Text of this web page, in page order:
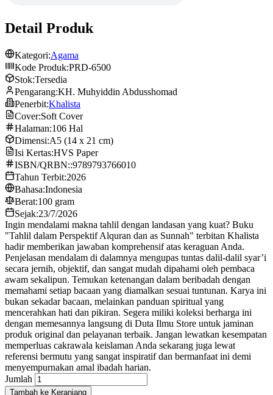
Detail Produk
Kategori:Agama
Kode Produk:PRD-6500
Stok:Tersedia
Pengarang:KH. Muhyiddin Abdusshomad
Penerbit:Khalista
Cover:Soft Cover
Halaman:106 Hal
Dimensi:A5 (14 x 21 cm)
Isi Kertas:HVS Paper
ISBN/QRBN::9789793766010
Tahun Terbit:2026
Bahasa:Indonesia
Berat:100 gram
Sejak:23/7/2026
Ingin mendalami makna tahlil dengan landasan yang kuat? Buku
"Tahlil dalam Perspektif Alquran dan as Sunnah" terbitan Khalista
hadir memberikan jawaban komprehensif atas keraguan Anda.
Penjelasan mendalam di dalamnya mengupas tuntas dalil-dalil syar’i
secara jernih, objektif, dan sangat mudah dipahami oleh pembaca
awam sekalipun. Temukan ketenangan dalam beribadah dengan
memahami setiap bacaan yang diamalkan sesuai tuntunan. Karya ini
bukan sekadar bacaan, melainkan panduan spiritual yang
mencerahkan hati dan pikiran. Segera miliki koleksi berharga ini
dengan memesannya langsung di Duta Ilmu Store untuk jaminan
produk original dan pelayanan terbaik. Jangan lewatkan kesempatan
memperluas cakrawala keislaman Anda sekarang juga lewat
referensi bermutu yang sangat inspiratif dan bermanfaat ini demi
menyempurnakan amal ibadah harian.
Jumlah
Tambah ke Keranjang